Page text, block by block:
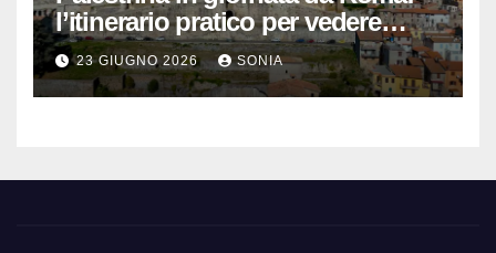
l’itinerario pratico per vedere
Santuario, Museo e centro
storico
23 GIUGNO 2026 SONIA